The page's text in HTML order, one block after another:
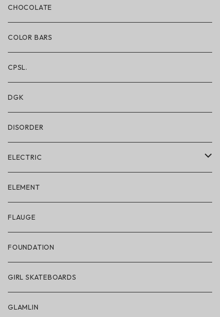
ボクサーブリーフ/ロング丈
ショートパンツ/2 IN 1
レギンス/フルレングス10分丈
水着/スイムウェア
CHOCOLATE
COLOR BARS
CPSL.
DGK
DISORDER
ELECTRIC
ELECTRIC × ON THE ROAM
アパレル
帽子
サングラス
スノーゴーグル
ELEMENT
FLAUGE
FOUNDATION
GIRL SKATEBOARDS
GLAMLIN